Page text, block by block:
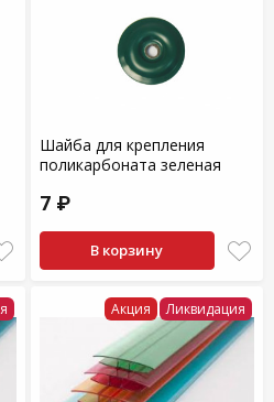
Шайба для крепления
поликарбоната зеленая
7 ₽
В корзину
Акция Ликвидация